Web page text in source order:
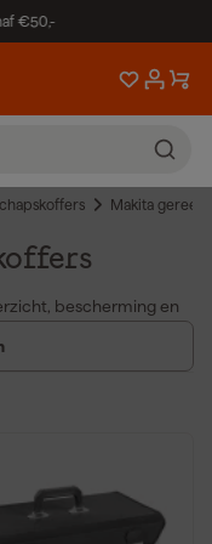
€50,-
Makita
bescherming en
werkplek als
voor overzicht